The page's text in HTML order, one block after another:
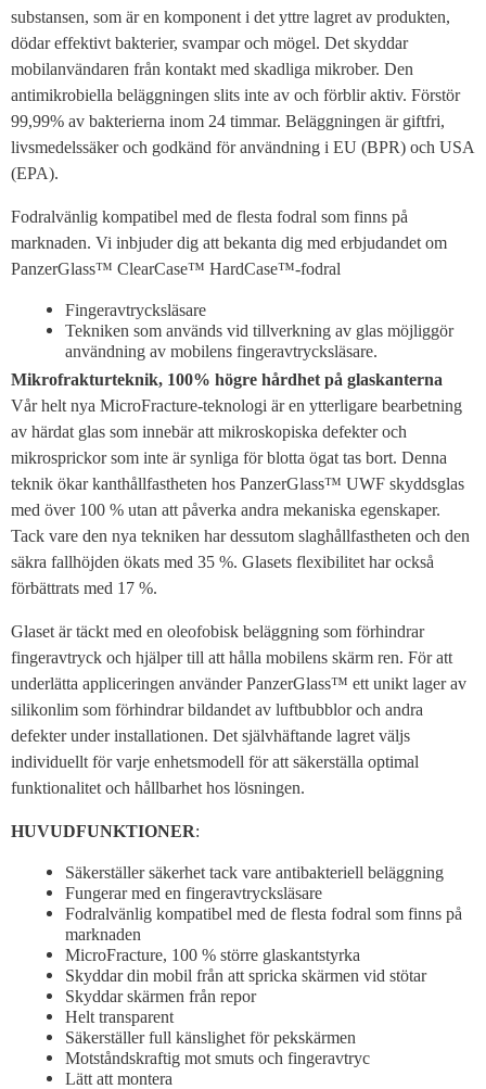
substansen, som är en komponent i det yttre lagret av produkten,
dödar effektivt bakterier, svampar och mögel. Det skyddar
mobilanvändaren från kontakt med skadliga mikrober. Den
antimikrobiella beläggningen slits inte av och förblir aktiv. Förstör
99,99% av bakterierna inom 24 timmar. Beläggningen är giftfri,
livsmedelssäker och godkänd för användning i EU (BPR) och USA
(EPA).
Fodralvänlig kompatibel med de flesta fodral som finns på
marknaden. Vi inbjuder dig att bekanta dig med erbjudandet om
PanzerGlass™ ClearCase™ HardCase™-fodral
Fingeravtrycksläsare
Tekniken som används vid tillverkning av glas möjliggör
användning av mobilens fingeravtrycksläsare.
Mikrofrakturteknik, 100% högre hårdhet på glaskanterna
Vår helt nya MicroFracture-teknologi är en ytterligare bearbetning
av härdat glas som innebär att mikroskopiska defekter och
mikrosprickor som inte är synliga för blotta ögat tas bort. Denna
teknik ökar kanthållfastheten hos PanzerGlass™ UWF skyddsglas
med över 100 % utan att påverka andra mekaniska egenskaper.
Tack vare den nya tekniken har dessutom slaghållfastheten och den
säkra fallhöjden ökats med 35 %. Glasets flexibilitet har också
förbättrats med 17 %.
Glaset är täckt med en oleofobisk beläggning som förhindrar
fingeravtryck och hjälper till att hålla mobilens skärm ren. För att
underlätta appliceringen använder PanzerGlass™ ett unikt lager av
silikonlim som förhindrar bildandet av luftbubblor och andra
defekter under installationen. Det självhäftande lagret väljs
individuellt för varje enhetsmodell för att säkerställa optimal
funktionalitet och hållbarhet hos lösningen.
HUVUDFUNKTIONER:
Säkerställer säkerhet tack vare antibakteriell beläggning
Fungerar med en fingeravtrycksläsare
Fodralvänlig kompatibel med de flesta fodral som finns på
marknaden
MicroFracture, 100 % större glaskantstyrka
Skyddar din mobil från att spricka skärmen vid stötar
Skyddar skärmen från repor
Helt transparent
Säkerställer full känslighet för pekskärmen
Motståndskraftig mot smuts och fingeravtryc
Lätt att montera